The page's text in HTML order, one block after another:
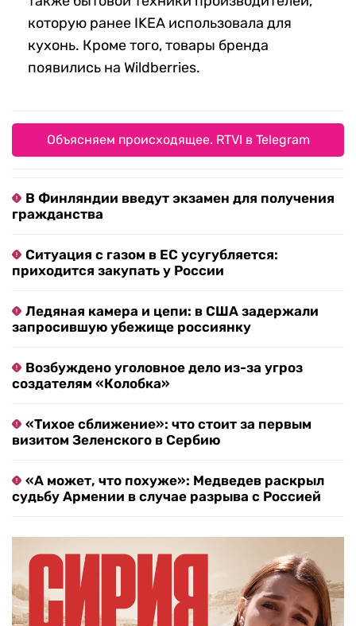
которую ранее IKEA использовала для
кухонь. Кроме того, товары бренда
появились на Wildberries.
Объясняем происходящее. RTVI в Telegram
В Финляндии введут экзамен для получения
гражданства
Ситуация с газом в ЕС усугубляется:
приходится закупать у России
Ледяная камера и цепи: в США задержали
запросившую убежище россиянку
Возбуждено уголовное дело из-за угроз
создателям «Колобка»
«Тихое сближение»: что стоит за первым
визитом Зеленского в Сербию
«А может, что похуже»: Медведев раскрыл
судьбу Армении в случае разрыва с Россией